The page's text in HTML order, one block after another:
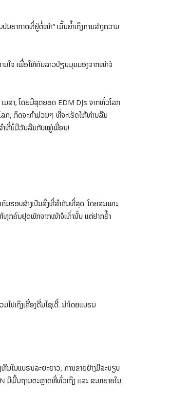
ຍາກາດທີ່ຢູ່ຕໍ່ໜ້າ” ເນັ້ນຍ້ຳເຖິງການສ້າງຄວາມ
ານໃຈ ເພື່ອໃຫ້ຄົນລາວປ່ຽນມຸມມອງຈາກໜ້າຈໍ
ມສາ, ໂດຍມີສຸດຍອດ EDM DJs ຈາກທົ່ວໂລກ
ລກ, ກິດຈະກຳມ່ວນໆ ທີ່ຈະເຮັດໃຫ້ທ່ານລືມ
ຈຳທີ່ບໍ່ມີວັນລືມກັບໝູ່ເພື່ອນ!
ຮອບຂ້າງເປັນສິ່ງທີ່ສຳຄັນທີ່ສຸດ. ໂດຍສະເພາະ
ທຸກຄົນຢຸດພັກຈາກໜ້າຈໍເທົ່ານັ້ນ ແຕ່ຢາກຢ້ຳ
ເຖິງເຄື່ອງດື່ມໄຊເດີ້. ນຳໂດຍແບຣນ
ໃນແບຣນລະຍະຍາວ, ການຂາຍຢ່າງມີລະບຽບ
ມີພື້ນຖານຕະຫຼາດທີ່ທົ່ວເຖິງ ແລະ ຂະຫຍາຍໃນ